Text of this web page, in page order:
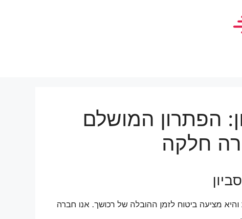
הפתרון המושלם
חלקה
מציעה ביטוח לזמן ההובלה של רכושך. אנו חברה